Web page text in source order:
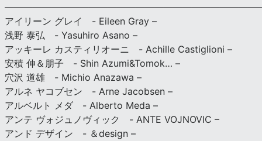
アイリーン グレイ - Eileen Gray –
浅野 泰弘 - Yasuhiro Asano –
アッキーレ カスティリオーニ - Achille Castiglioni –
安積 伸＆朋子 - Shin Azumi&Tomok… –
穴沢 道雄 - Michio Anazawa –
アルネ ヤコブセン - Arne Jacobsen –
アルベルト メダ - Alberto Meda –
アンテ ヴォジュノヴィック - ANTE VOJNOVIC –
アンド デザイン - ＆design –